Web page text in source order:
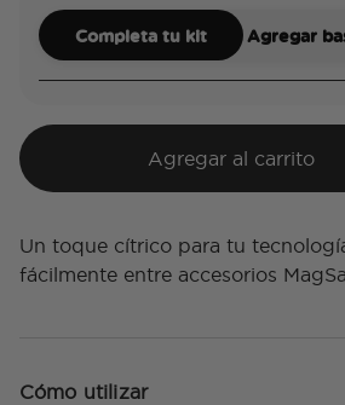
Completa tu kit Agregar
Agregar al carrito
Un toque cítrico para tu
fácilmente entre accesorios
Cómo utilizar